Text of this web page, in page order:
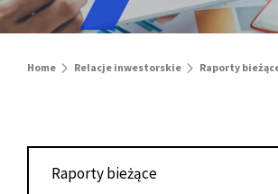
Home Relacje inwestorskie Raporty
Raporty bieżące